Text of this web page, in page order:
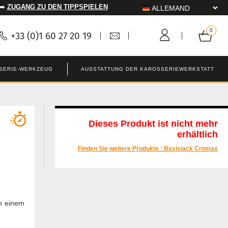
ZUGANG ZU DEN TIPPSPIELEN
+33 (0)1 60 27 20 19
WERKZEUG AUSSTATTUNG DER KAROSSERIEWERKSTATT
einem
Dieses Produkt ist nicht mehr
erhältlich
Finden Sie weitere Produkte : Basislack Cromax